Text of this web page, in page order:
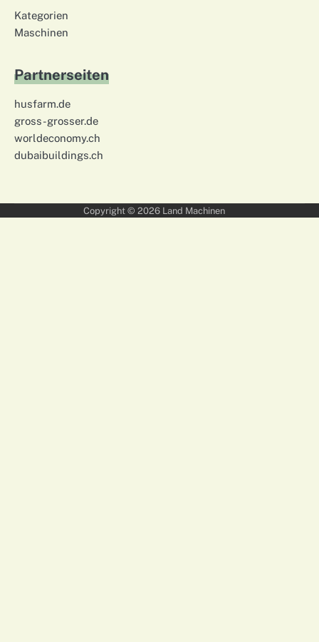
Kategorien
Maschinen
Partnerseiten
husfarm.de
gross-grosser.de
worldeconomy.ch
dubaibuildings.ch
Copyright © 2026 Land Machinen